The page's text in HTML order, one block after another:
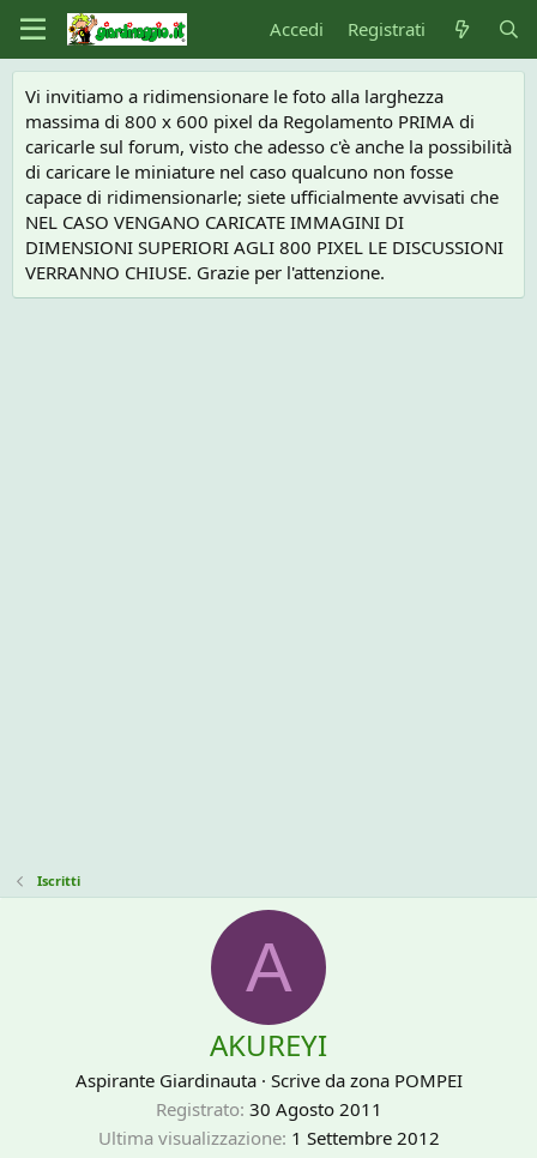
Accedi Registrati
Vi invitiamo a ridimensionare le foto alla larghezza
massima di 800 x 600 pixel da Regolamento PRIMA di
caricarle sul forum, visto che adesso c'è anche la possibilità
di caricare le miniature nel caso qualcuno non fosse
capace di ridimensionarle; siete ufficialmente avvisati che
NEL CASO VENGANO CARICATE IMMAGINI DI
DIMENSIONI SUPERIORI AGLI 800 PIXEL LE DISCUSSIONI
VERRANNO CHIUSE. Grazie per l'attenzione.
Iscritti
A
AKUREYI
Aspirante Giardinauta · Scrive da zona POMPEI
Registrato 30 Agosto 2011
Ultima visualizzazione 1 Settembre 2012